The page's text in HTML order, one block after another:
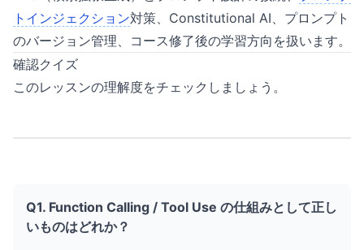
トインジェクション対策、Constitutional AI、プロンプト
のバージョン管理、コース修了後の学習方向を扱います。
確認クイズ
このレッスンの理解度をチェックしましょう。
Q1. Function Calling / Tool Use の仕組みとして正し
いものはどれか？